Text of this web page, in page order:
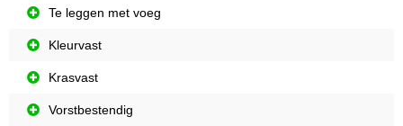
Te leggen met voeg
Kleurvast
Krasvast
Vorstbestendig